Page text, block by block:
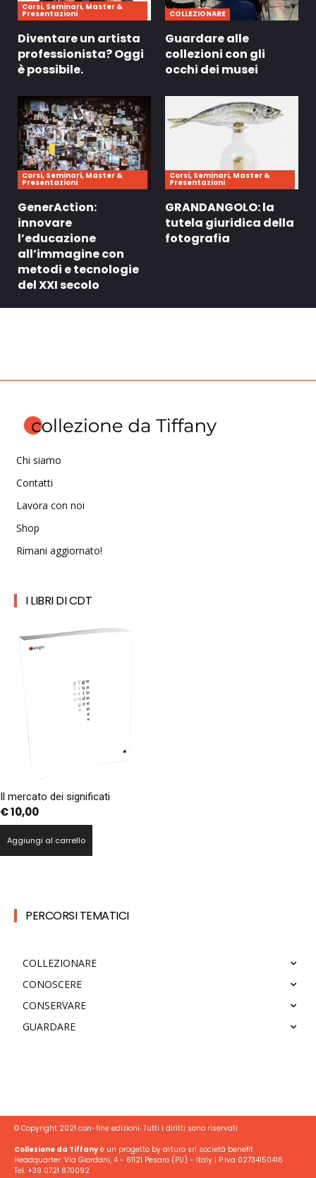
Corsi, Seminari, Master &
Presentazioni
Diventare un artista
professionista? Oggi
è possibile.
COLLEZIONARE
Guardare alle
collezioni con gli
occhi dei musei
Corsi, Seminari, Master &
Presentazioni
GenerAction:
innovare
l’educazione
all’immagine con
metodi e tecnologie
del XXI secolo
Corsi, Seminari, Master &
Presentazioni
GRANDANGOLO: la
tutela giuridica della
fotografia
Chi siamo
Contatti
Lavora con noi
Shop
Rimani aggiornato!
I LIBRI DI CDT
Il mercato dei significati
€10,00
Aggiungi al carrello
PERCORSI TEMATICI
COLLEZIONARE
CONOSCERE
CONSERVARE
GUARDARE
© Copyright 2021 con-fine edizioni. Tutti i diritti sono riservati
Collezione da Tiffanyè un progetto by arturo srl società benefit
Headquarter: Via Giordani, 4 - 61121 Pesaro (PU) - Italy | P.Iva 02734150416
Tel. +39 0721 870092